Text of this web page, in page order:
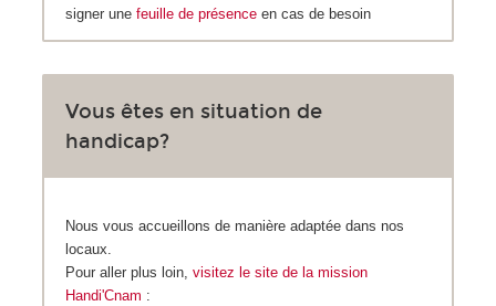
signer une feuille de présence en cas de besoin
Vous êtes en situation de
handicap?
Nous vous accueillons de manière adaptée dans nos
locaux.
Pour aller plus loin, visitez le site de la mission
Handi'Cnam :